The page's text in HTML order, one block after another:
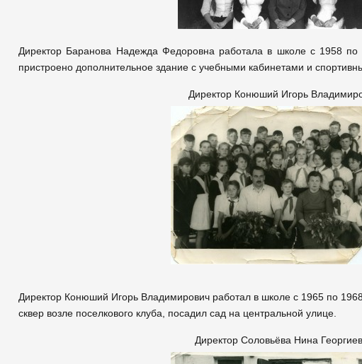
Директор Баранова Надежда Федоровна работала в школе с 1958
пристроено дополнительное здание с учебными кабинетами и
Директор Конюший Игорь
Директор Конюший Игорь Владимирович работал в школе с 1965 по
сквер возле поселкового клуба, посадил сад на центральной улице.
Директор Соловьёва Нина